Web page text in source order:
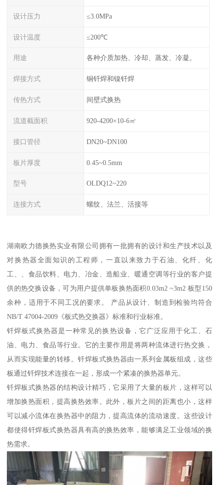
设计压力 ≤3.0MPa
设计温度 ≤200℃
用途 各种介质加热、冷却、蒸发、冷凝。
焊接方式 铜钎焊和镍钎焊
传热方式 间壁式换热
流道截面积 920-4200×10-6㎡
接口管径 DN20~DN100
板片厚度 0.45~0.5mm
型号 OLDQ12~220
连接方式 螺纹、法兰、活接等
湖南欧力德换热实业有限公司拥有一批拥有的设计和生产技术以及
对换热器全面知识的工程师，一直以来致力于石油、化纤、化
工、、食品饮料、电力、冶金、造船业、暖通空调等行业的客户提
供的热交换设备，可为用户提供单板换热面积0.03m2 ~3m2 板型150
余种，适用于不同工况的要求。 产品从设计、制造到检验均符合
NB/T 47004-2009《板式热交换器》标准和行业标准。
钎焊板式换热器是一种常见的换热设备，它广泛应用于化工、石
油、电力、食品等行业。它的主要作用是将两种流体进行热交换，
从而实现能量的转移。钎焊板式换热器由一系列金属板组成，这些
板通过钎焊技术连接在一起，形成一个紧凑的换热器单元。
钎焊板式换热器的结构设计精巧，它采用了大量的板片，这样可以
增加换热面积，提高换热效率。此外，板片之间的距离也小，这样
可以减小流体在换热器中的阻力，提高流体的流动速度。这些设计
都使得钎焊板式换热器具有高的换热效率，能够满足工业领域的换
热需求。